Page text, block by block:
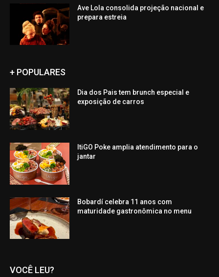
Ave Lola consolida projeção nacional e
prepara estreia
+ POPULARES
Dia dos Pais tem brunch especial e
exposição de carros
ItiGO Poke amplia atendimento para o
jantar
Bobardí celebra 11 anos com
maturidade gastronômica no menu
VOCÊ LEU?